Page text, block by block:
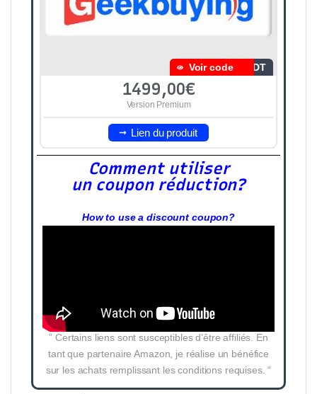
Voir code 3DT
1499,00€
Version Premium
Lien du produit
Comment utiliser
un coupon réduction?
How to use a discount coupon?
” Certains liens sont susceptibles d’être affiliés. En
tant que partenaire Amazon, je réalise un bénéfice
sur les achats remplissant les conditions requises. “